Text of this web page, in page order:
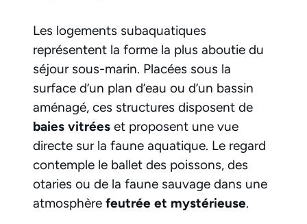
Les logements subaquatiques
représentent la forme la plus aboutie du
séjour sous-marin. Placées sous la
surface d’un plan d’eau ou d’un bassin
aménagé, ces structures disposent de
baies vitrées et proposent une vue
directe sur la faune aquatique. Le regard
contemple le ballet des poissons, des
otaries ou de la faune sauvage dans une
atmosphère feutrée et mystérieuse.